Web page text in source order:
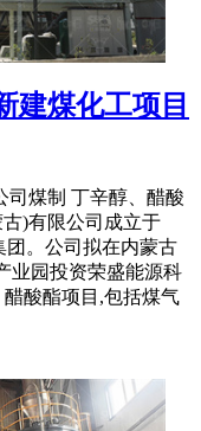
建煤化工项目
司煤制 丁辛醇、醋酸
)有限公司成立于
团。公司拟在内蒙古
业园投资荣盛能源科
酸酯项目,包括煤气